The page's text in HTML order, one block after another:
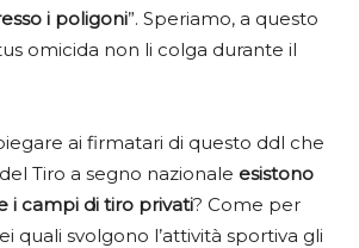
i poligoni”. Speriamo, a questo
omicida non li colga durante il
ai firmatari di questo ddl che
Tiro a segno nazionale esistono
i campi di tiro privati? Come per
quali svolgono l’attività sportiva gli